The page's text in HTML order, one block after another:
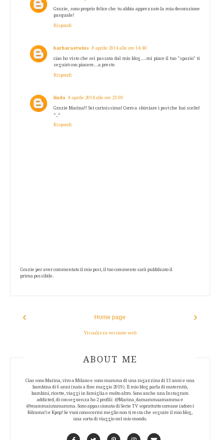
Grazie, sono proprio felice che tu abbia apprezzato la mia decorazione
pasquale!
Rispondi
barbaraetwins 8 aprile 2014 alle ore 14:40
ciao ho visto che sei passata dal mio blog....mi piace il tuo "spazio" ti
seguirò con piacere...a presto
Rispondi
linda 8 aprile 2014 alle ore 23:09
Grazie Marina!! Sei carinissima! Corro a sbirciare i post che hai scelto!
^_^
Rispondi
Grazie per aver commentato il mio post, il tuo commento sarà pubblicato il
prima possibile.
‹ ›
Home page
Visualizza versione web
ABOUT AUTHOR
ABOUT ME
Ciao sono Marina, vivo a Milano e sono mamma di una ragazzina di 13 anni e una
bambina di 6 anni (nata a fine maggio 2019). Il mio blog parla di maternità,
bambini, ricette, viaggi in famiglia e molto altro. Sono anche una Instagram
addicted, di conseguenza ho 2 profili: @Marina_damammaamamma e
@mammaiutamamma. Sono appassionata di Serie TV soprattutto coreane (adoro i
Kdrama!) e Kpop! Se vuoi conoscermi meglio non ti resta che seguire il mio blog,
una sorta di viaggio nel mio mondo.